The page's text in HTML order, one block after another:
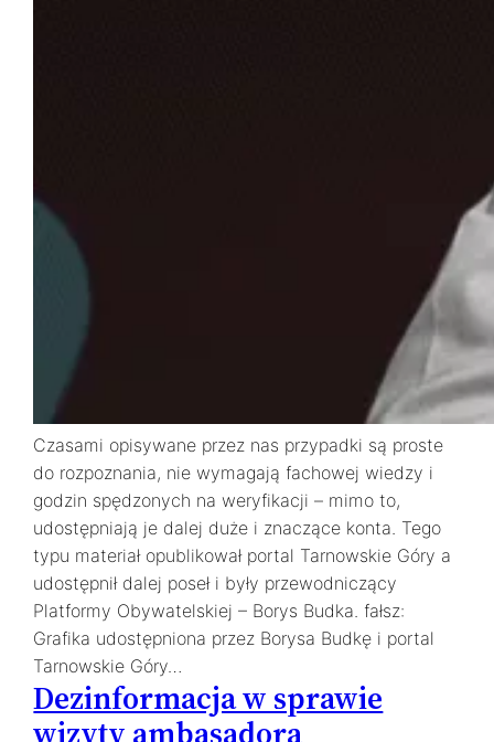
Czasami opisywane przez nas przypadki są proste
do rozpoznania, nie wymagają fachowej wiedzy i
godzin spędzonych na weryfikacji – mimo to,
udostępniają je dalej duże i znaczące konta. Tego
typu materiał opublikował portal Tarnowskie Góry a
udostępnił dalej poseł i były przewodniczący
Platformy Obywatelskiej – Borys Budka. fałsz:
Grafika udostępniona przez Borysa Budkę i portal
Tarnowskie Góry…
Dezinformacja w sprawie
wizyty ambasadora